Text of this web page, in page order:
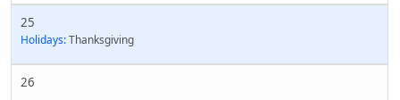
25
Holidays:Thanksgiving
26